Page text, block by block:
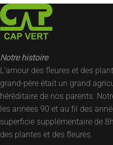
Notre histoire
L’amour des fleures et des
grand-père était un grand
héréditaire de nos parents.
les années 90 et au fil des
superficie supplémentaire de
des plantes et des fleures.